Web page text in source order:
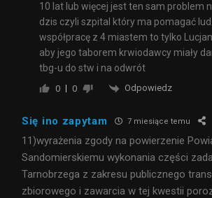
10 lat lub więcej jest ten sam problem
dzis czyli szpital który ma pomagać
współpracę z 4 miastem to tylko
aby jego taborem krwiodawcy miały
tbg-u do stw i na odwrót
0 0 Odpowiedz
Się ino zapytam 7 miesiące temu
11)wyrażenia zgody na powierzenie
Sandomierskiemu wykonania części
Tarnobrzega z zakresu publicznego
zbiorowego i zawarcia w tej kwestii